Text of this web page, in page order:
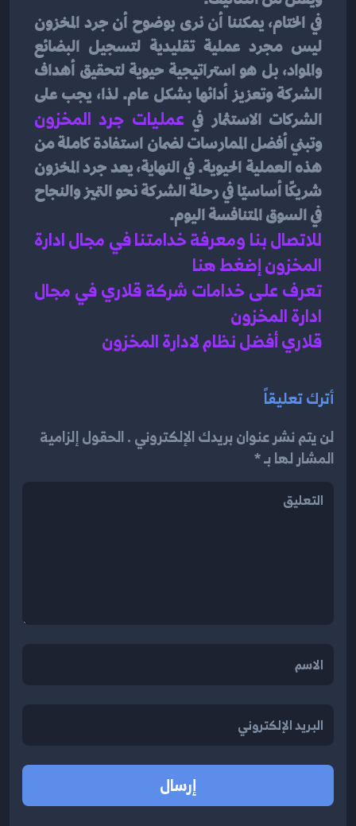
الشركات الاستثمار في عمليات جرد المخزون
في السوق المتنافسة اليوم.
المخزون إضغط هنا
ادارة المخزون
قلاري أفضل نظام لادارة المخزون
أترك تعليقاً
لن يتم نشر عنوان بريدك الإلكتروني . الحقول إلزامية
المشار لها بـ *
إرسال